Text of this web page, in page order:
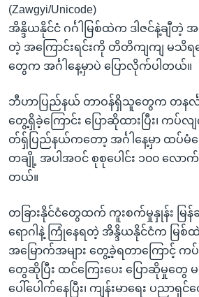
ရှာဖွေ
ရန်
နေရာ
သို့
ရန်
(Zawgyi/Unicode)
အိန္ဒိယနိုင်ငံ ဂင်္ဂါမြစ်ထဲက ဒါဇင်နဲ့ချီ
တဲ့ အကြောင်းရင်းကို တိတိကျကျ မသိ
တွေက အင်္ဂါနေ့မှာပဲ ပြောလိုက်ပါတယ်။
ဘီဟာပြည်နယ် တာဝန်ရှိသူတွေက တနင်္လာ
တွေ့ရှိခဲ့ကြောင်း ပြောဆိုထားပြီး၊ ကပ်
တ်ရှ်ပြည်နယ်ကတော့ အင်္ဂါနေ့မှာ ထပ်
တချို့ အပါအဝင် စုစုပေါင်း ၁၀၀ လောက်
တယ်။
တခြားနိုင်ငံတွေထက် ကူးစက်မှုနှုန်း မ
ရောဂါနဲ့ ကြုံနေရတဲ့ အိန္ဒိယနိုင်ငံက မြစ်
အမြောက်အများ တွေ့ခဲ့ရတာကြောင့် က
တွေဆိုပြီး ထင်ကြေးပေး ပြောဆိုမှုတွေ
ပေါ်ပေါက်နေပြီး၊ ကျန်းမာရေး ပညာရှ